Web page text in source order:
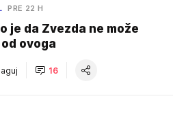
PRE 22 H
je da Zvezda ne može
ovoga
16